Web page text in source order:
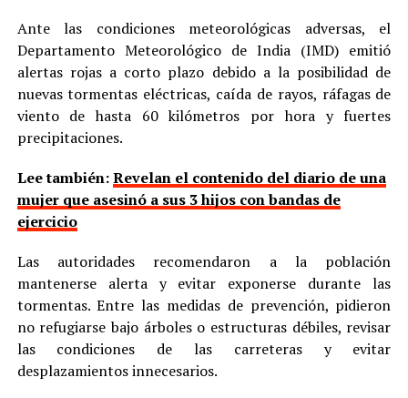
Ante las condiciones meteorológicas adversas, el
Departamento Meteorológico de India (IMD) emitió
alertas rojas a corto plazo debido a la posibilidad de
nuevas tormentas eléctricas, caída de rayos, ráfagas de
viento de hasta 60 kilómetros por hora y fuertes
precipitaciones.
Lee también:Revelan el contenido del diario de una
mujer que asesinó a sus 3 hijos con bandas de
ejercicio
Las autoridades recomendaron a la población
mantenerse alerta y evitar exponerse durante las
tormentas. Entre las medidas de prevención, pidieron
no refugiarse bajo árboles o estructuras débiles, revisar
las condiciones de las carreteras y evitar
desplazamientos innecesarios.